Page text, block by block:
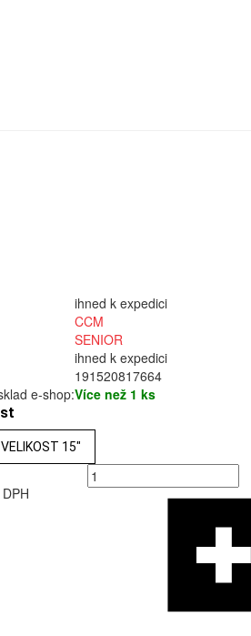
ihned k expedici
CCM
SENIOR
ihned k expedici
191520817664
e-shop:Více než 1 ks
15"